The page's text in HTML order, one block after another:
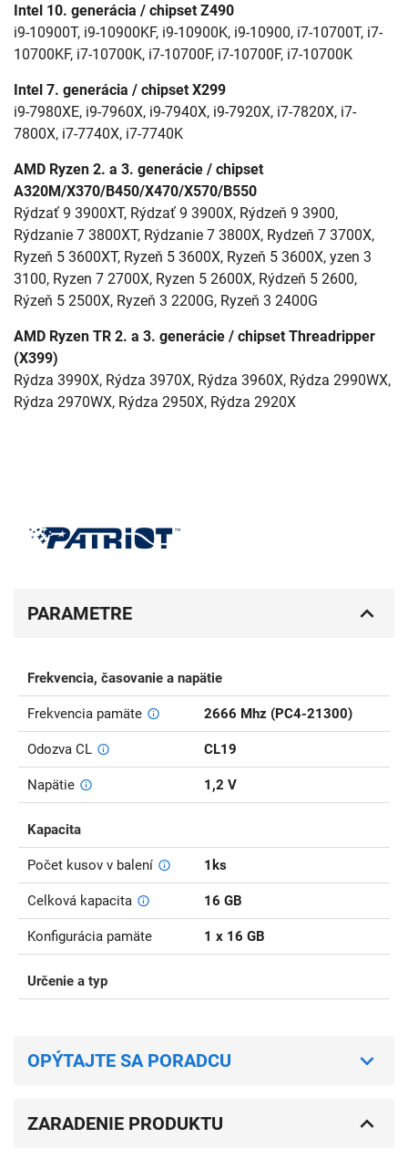
Intel 10. generácia / chipset Z490
i9-10900T, i9-10900KF, i9-10900K, i9-10900, i7-10700T, i7-
10700KF, i7-10700K, i7-10700F, i7-10700F, i7-10700K
Intel 7. generácia / chipset X299
i9-7980XE, i9-7960X, i9-7940X, i9-7920X, i7-7820X, i7-
7800X, i7-7740X, i7-7740K
AMD Ryzen 2. a 3. generácie / chipset
A320M/X370/B450/X470/X570/B550
Rýdzať 9 3900XT, Rýdzať 9 3900X, Rýdzeň 9 3900,
Rýdzanie 7 3800XT, Rýdzanie 7 3800X, Rydzeň 7 3700X,
Ryzeň 5 3600XT, Ryzeň 5 3600X, Ryzeň 5 3600X, yzen 3
3100, Ryzen 7 2700X, Ryzen 5 2600X, Rýdzeň 5 2600,
Rýzeň 5 2500X, Ryzeň 3 2200G, Ryzeň 3 2400G
AMD Ryzen TR 2. a 3. generácie / chipset Threadripper
(X399)
Rýdza 3990X, Rýdza 3970X, Rýdza 3960X, Rýdza 2990WX,
Rýdza 2970WX, Rýdza 2950X, Rýdza 2920X
PARAMETRE
Frekvencia, časovanie a napätie
Frekvencia pamäte 2666 Mhz (PC4-21300)
Odozva CL CL19
Napätie 1,2 V
Kapacita
Počet kusov v balení 1ks
Celková kapacita 16 GB
Konfigurácia pamäte 1 x 16 GB
Určenie a typ
OPÝTAJTE SA PORADCU
ZARADENIE PRODUKTU